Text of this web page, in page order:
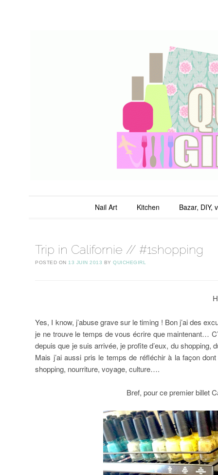
QuicheGirl
Nail Art Kitchen Bazar, DIY,
Trip in Californie // #1shopping
POSTED ON 13 JUIN 2013 BYQUICHEGIRL
Yes, I know, j’abuse grave sur le timing ! Bon j’ai des
je ne trouve le temps de vous écrire que maintenant…
depuis que je suis arrivée, je profite d’eux, du
Mais j’ai aussi pris le temps de réfléchir à la façon
shopping, nourriture, voyage, culture….
Bref, pour ce premier billet